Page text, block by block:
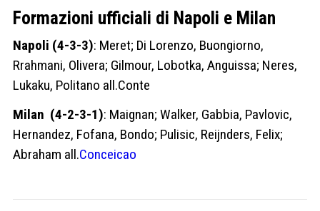
Formazioni ufficiali di Napoli e Milan
Napoli (4-3-3): Meret; Di Lorenzo, Buongiorno,
Rrahmani, Olivera; Gilmour, Lobotka, Anguissa; Neres,
Lukaku, Politano all.Conte
Milan (4-2-3-1): Maignan; Walker, Gabbia, Pavlovic,
Hernandez, Fofana, Bondo; Pulisic, Reijnders, Felix;
Abraham all.Conceicao